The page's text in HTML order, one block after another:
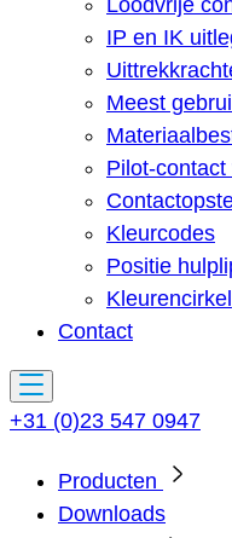
IP en IK
Meest
Pilot-
Kleurcodes
Positie
Kleurencirkel
Contact
+31 (0)23 547 0947
Producten
Downloads